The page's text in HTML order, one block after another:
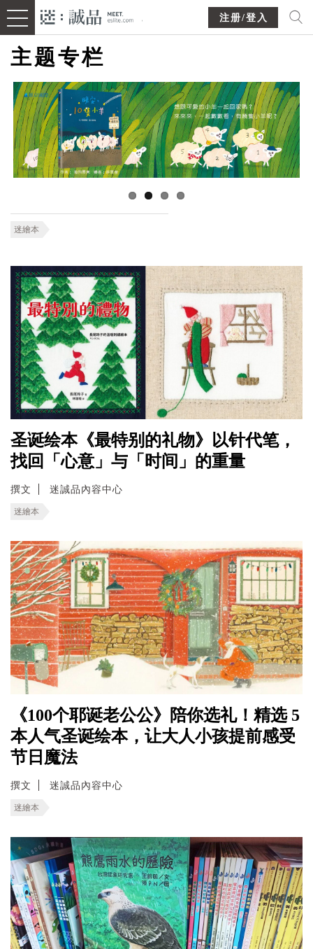
注册/登入
主题专栏
迷繪本
圣诞绘本《最特别的礼物》以针代笔，
找回「心意」与「时间」的重量
撰文 迷誠品內容中心
迷繪本
《100个耶诞老公公》陪你选礼！精选 5
本人气圣诞绘本，让大人小孩提前感受
节日魔法
撰文 迷誠品內容中心
迷繪本